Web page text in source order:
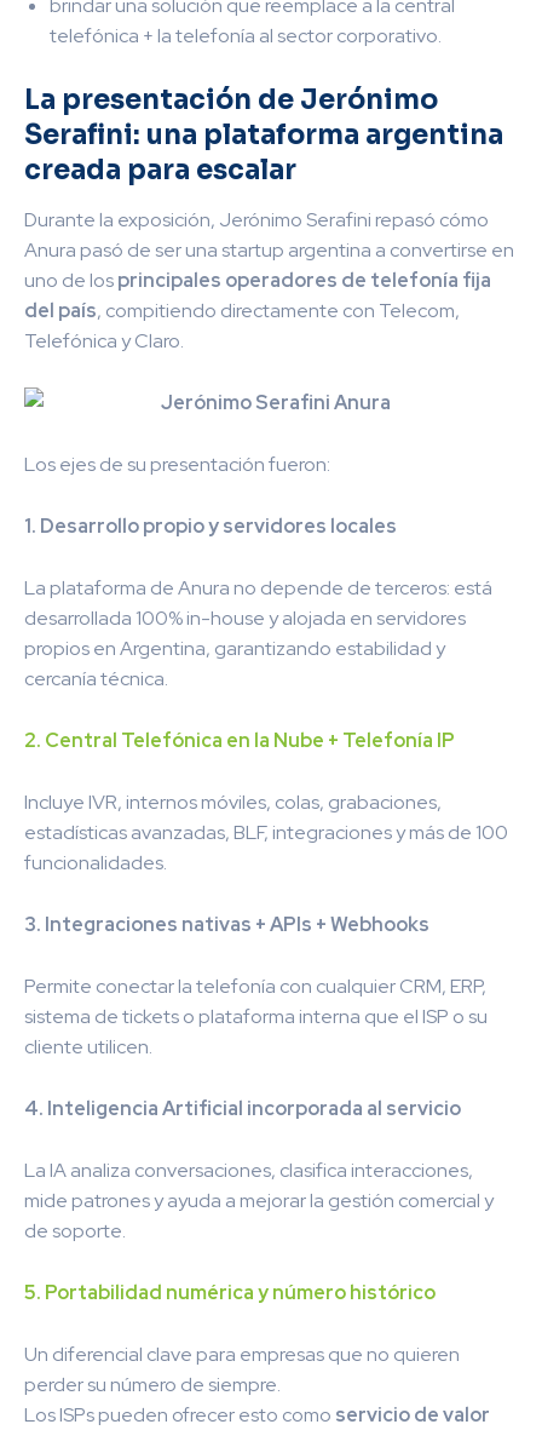
brindar una solución que reemplace a la central
telefónica + la telefonía al sector corporativo.
La presentación de Jerónimo
Serafini: una plataforma argentina
creada para escalar
Durante la exposición, Jerónimo Serafini repasó cómo
Anura pasó de ser una startup argentina a convertirse en
uno de losprincipales operadores de telefonía fija
del país, compitiendo directamente con Telecom,
Telefónica y Claro.
Los ejes de su presentación fueron:
1. Desarrollo propio y servidores locales
La plataforma de Anura no depende de terceros: está
desarrollada 100% in-house y alojada en servidores
propios en Argentina, garantizando estabilidad y
cercanía técnica.
2. Central Telefónica en la Nube + Telefonía IP
Incluye IVR, internos móviles, colas, grabaciones,
estadísticas avanzadas, BLF, integraciones y más de 100
funcionalidades.
3. Integraciones nativas + APIs + Webhooks
Permite conectar la telefonía con cualquier CRM, ERP,
sistema de tickets o plataforma interna que el ISP o su
cliente utilicen.
4. Inteligencia Artificial incorporada al servicio
La IA analiza conversaciones, clasifica interacciones,
mide patrones y ayuda a mejorar la gestión comercial y
de soporte.
5. Portabilidad numérica y número histórico
Un diferencial clave para empresas que no quieren
perder su número de siempre.
Los ISPs pueden ofrecer esto como servicio de valor